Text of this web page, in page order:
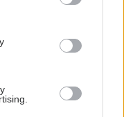
third-party tags to
in below Google